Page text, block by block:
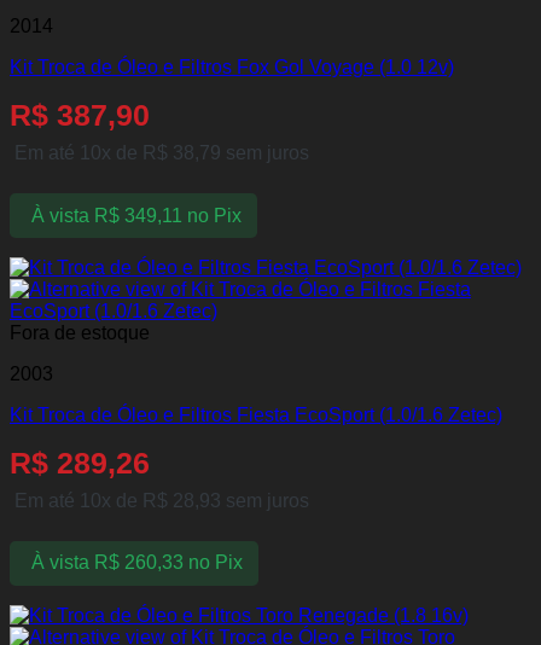
2014
Kit Troca de Óleo e Filtros Fox Gol Voyage (1.0 12v)
R$ 387,90
Em até 10x de R$ 38,79 sem juros
À vista R$349,11 no Pix
Fora de estoque
2003
Kit Troca de Óleo e Filtros Fiesta EcoSport (1.0/1.6 Zetec)
R$ 289,26
Em até 10x de R$ 28,93 sem juros
À vista R$260,33 no Pix